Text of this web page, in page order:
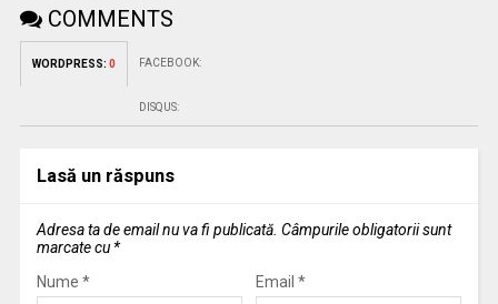
COMMENTS
WORDPRESS: 0 FACEBOOK:
DISQUS:
Lasă un răspuns
Adresa ta de email nu va fi publicată. Câmpurile obligatorii sunt
marcate cu *
Nume * Email *